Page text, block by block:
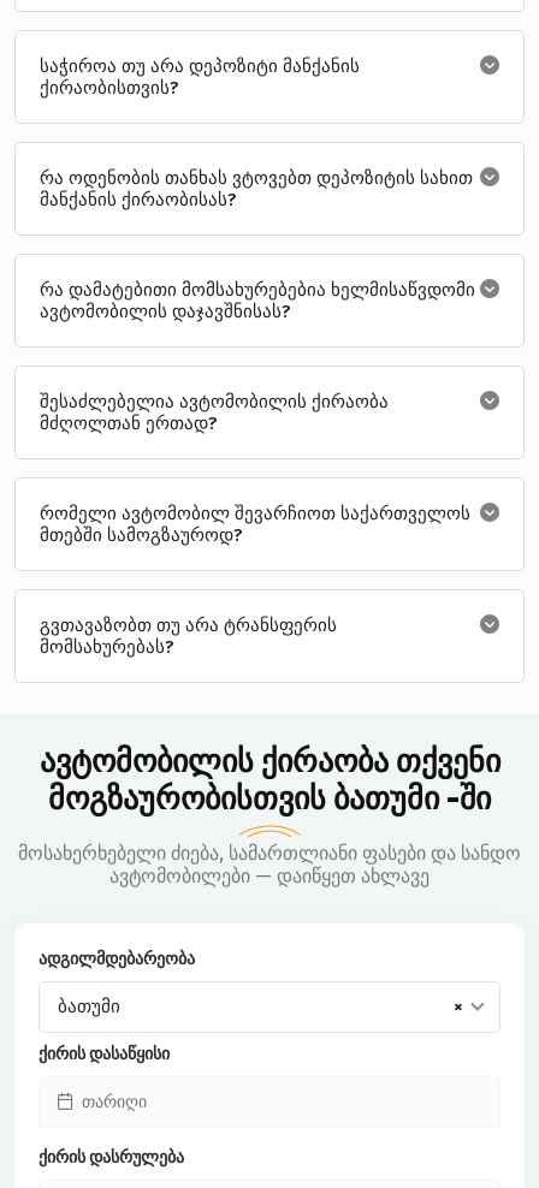
საჭიროა თუ არა დეპოზიტი მანქანის
ქირაობისთვის?
რა ოდენობის თანხას ვტოვებთ დეპოზიტის სახით
მანქანის ქირაობისას?
რა დამატებითი მომსახურებებია ხელმისაწვდომი
ავტომობილის დაჯავშნისას?
შესაძლებელია ავტომობილის ქირაობა
მძღოლთან ერთად?
რომელი ავტომობილ შევარჩიოთ საქართველოს
მთებში სამოგზაუროდ?
გვთავაზობთ თუ არა ტრანსფერის
მომსახურებას?
ავტომობილის ქირაობა თქვენი
მოგზაურობისთვის ბათუმი -ში
მოსახერხებელი ძიება, სამართლიანი ფასები და სანდო
ავტომობილები — დაიწყეთ ახლავე
ადგილმდებარეობა
×
ბათუმი
ქირის დასაწყისი
ქირის დასრულება